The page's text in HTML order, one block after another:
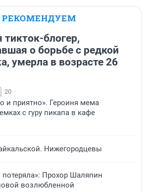
РЕКОМЕНДУЕМ
блогер,
о борьбе с редкой
умерла в возрасте 26
20
и приятно». Героиня мема
с гуру пикапа в кафе
Нижегородцевы
Прохор Шаляпин
возлюбленной